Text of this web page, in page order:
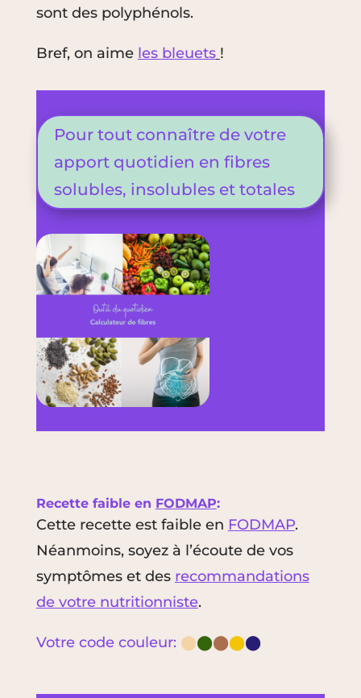
sont des polyphénols.
Bref, on aime les bleuets !
Pour tout connaître de votre
apport quotidien en fibres
solubles, insolubles et totales
Recette faible en FODMAP:
Cette recette est faible en FODMAP.
Néanmoins, soyez à l’écoute de vos
symptômes et des recommandations
de votre nutritionniste.
Votre code couleur: ⬤⬤⬤⬤⬤